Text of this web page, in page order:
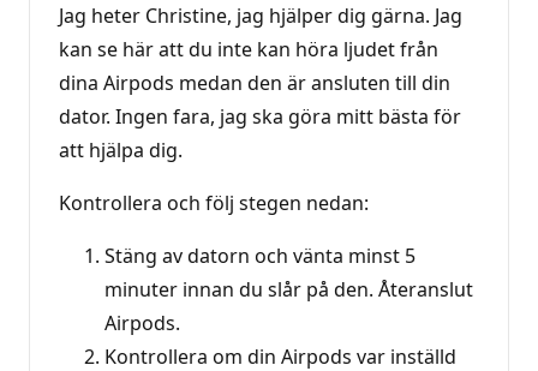
Jag heter Christine, jag hjälper dig gärna. Jag
kan se här att du inte kan höra ljudet från
dina Airpods medan den är ansluten till din
dator. Ingen fara, jag ska göra mitt bästa för
att hjälpa dig.
Kontrollera och följ stegen nedan:
Stäng av datorn och vänta minst 5
minuter innan du slår på den. Återanslut
Airpods.
Kontrollera om din Airpods var inställd